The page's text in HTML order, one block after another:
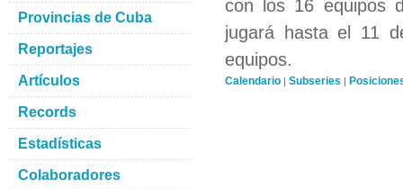
con los 16 equipos
jugará hasta el 11
equipos.
Calendario | Subseries |
Provincias de Cuba
Reportajes
Artículos
Records
Estadísticas
Colaboradores